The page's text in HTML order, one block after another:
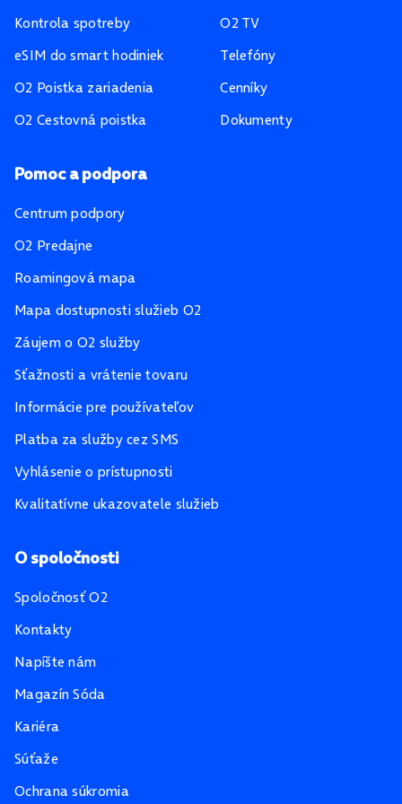
Kontrola spotreby
eSIM do smart hodiniek
O2 Poistka zariadenia
O2 Cestovná poistka
O2 TV
Telefóny
Cenníky
Dokumenty
Pomoc a podpora
Centrum podpory
O2 Predajne
Roamingová mapa
Mapa dostupnosti služieb O2
Záujem o O2 služby
Sťažnosti a vrátenie tovaru
Informácie pre používateľov
Platba za služby cez SMS
Vyhlásenie o prístupnosti
Kvalitatívne ukazovatele služieb
O spoločnosti
Spoločnosť O2
Kontakty
Napíšte nám
Magazín Sóda
Kariéra
Súťaže
Ochrana súkromia